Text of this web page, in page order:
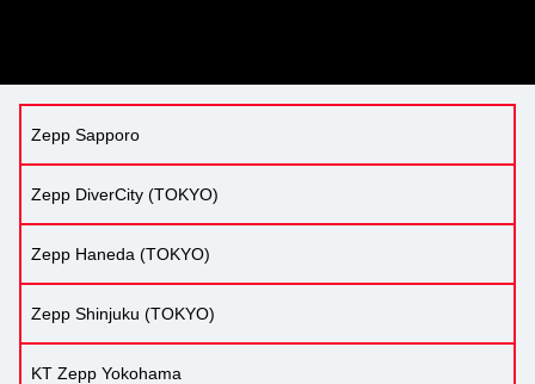
Zepp Sapporo
Zepp DiverCity (TOKYO)
Zepp Haneda (TOKYO)
Zepp Shinjuku (TOKYO)
KT Zepp Yokohama